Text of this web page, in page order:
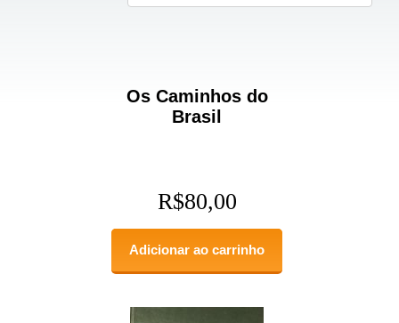
Os Caminhos do
Brasil
R$80,00
Adicionar ao carrinho